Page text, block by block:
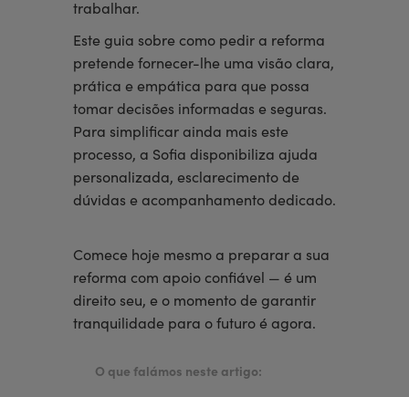
trabalhar.
Este guia sobre como pedir a reforma
pretende fornecer-lhe uma visão clara,
prática e empática para que possa
tomar decisões informadas e seguras.
Para simplificar ainda mais este
processo, a Sofia disponibiliza ajuda
personalizada, esclarecimento de
dúvidas e acompanhamento dedicado.
Comece hoje mesmo a preparar a sua
reforma com apoio confiável — é um
direito seu, e o momento de garantir
tranquilidade para o futuro é agora.
O que falámos neste artigo: